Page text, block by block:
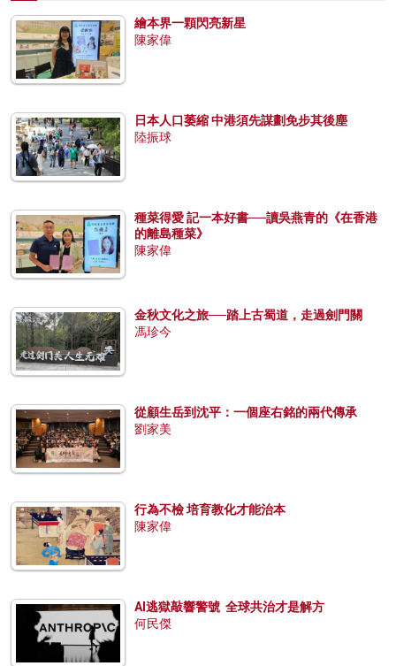
繪本界一顆閃亮新星
陳家偉
日本人口萎縮 中港須先謀劃免步其後塵
陸振球
種菜得愛 記一本好書──讀吳燕青的《在香港
的離島種菜》
陳家偉
金秋文化之旅──踏上古蜀道，走過劍門關
馮珍今
從顧生岳到沈平：一個座右銘的兩代傳承
劉家美
行為不檢 培育教化才能治本
陳家偉
AI逃獄敲響警號 全球共治才是解方
何民傑